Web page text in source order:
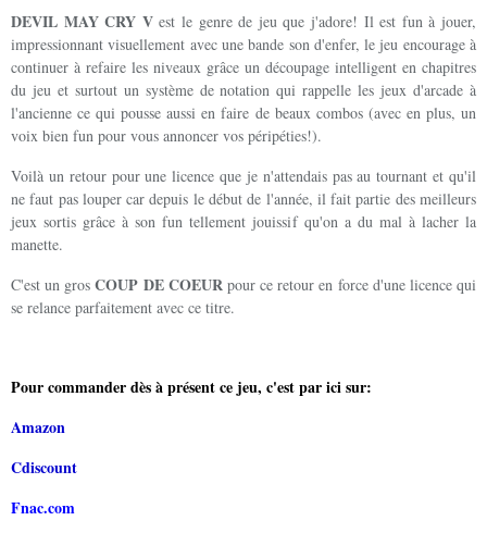
DEVIL MAY CRY Vest le genre de jeu que j'adore! Il est fun à jouer,
impressionnant visuellement avec une bande son d'enfer, le jeu encourage à
continuer à refaire les niveaux grâce un découpage intelligent en chapitres
du jeu et surtout un système de notation qui rappelle les jeux d'arcade à
l'ancienne ce qui pousse aussi en faire de beaux combos (avec en plus, un
voix bien fun pour vous annoncer vos péripéties!).
Voilà un retour pour une licence que je n'attendais pas au tournant et qu'il
ne faut pas louper car depuis le début de l'année, il fait partie des meilleurs
jeux sortis grâce à son fun tellement jouissif qu'on a du mal à lacher la
manette.
C'est un grosCOUP DE COEUR pour ce retour en force d'une licence qui
se relance parfaitement avec ce titre.
Pour commander dès à présent ce jeu, c'est par ici sur:
Amazon
Cdiscount
Fnac.com